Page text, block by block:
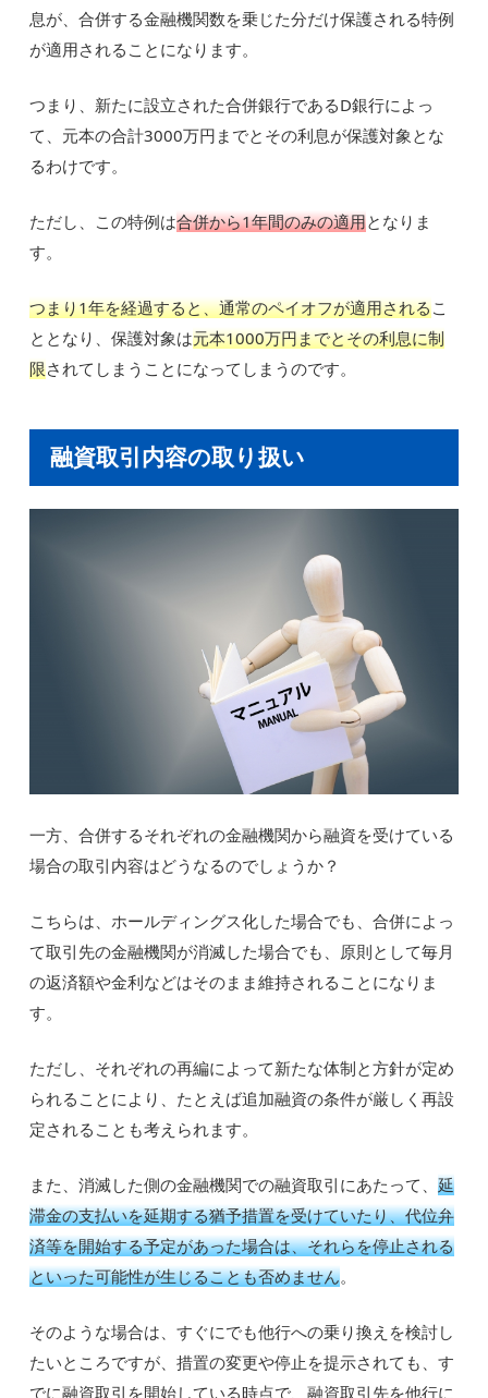
息が、合併する金融機関数を乗じた分だけ保護される特例
が適用されることになります。
つまり、新たに設立された合併銀行であるD銀行によっ
て、元本の合計3000万円までとその利息が保護対象とな
るわけです。
ただし、この特例は合併から1年間のみの適用となりま
す。
つまり1年を経過すると、通常のペイオフが適用されるこ
ととなり、保護対象は元本1000万円までとその利息に制
限されてしまうことになってしまうのです。
融資取引内容の取り扱い
一方、合併するそれぞれの金融機関から融資を受けている
場合の取引内容はどうなるのでしょうか？
こちらは、ホールディングス化した場合でも、合併によっ
て取引先の金融機関が消滅した場合でも、原則として毎月
の返済額や金利などはそのまま維持されることになりま
す。
ただし、それぞれの再編によって新たな体制と方針が定め
られることにより、たとえば追加融資の条件が厳しく再設
定されることも考えられます。
また、消滅した側の金融機関での融資取引にあたって、延
滞金の支払いを延期する猶予措置を受けていたり、代位弁
済等を開始する予定があった場合は、それらを停止される
といった可能性が生じることも否めません。
そのような場合は、すぐにでも他行への乗り換えを検討し
たいところですが、措置の変更や停止を提示されても、す
でに融資取引を開始している時点で、融資取引先を他行に